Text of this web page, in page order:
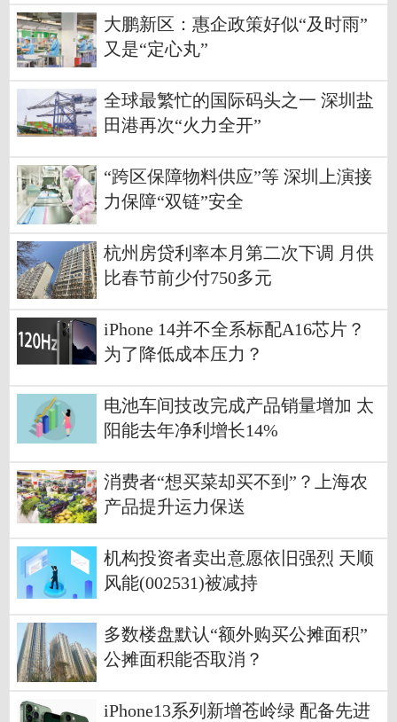
大鹏新区：惠企政策好似“及时雨”
又是“定心丸”
全球最繁忙的国际码头之一 深圳盐
田港再次“火力全开”
“跨区保障物料供应”等 深圳上演接
力保障“双链”安全
杭州房贷利率本月第二次下调 月供
比春节前少付750多元
iPhone 14并不全系标配A16芯片？
为了降低成本压力？
电池车间技改完成产品销量增加 太
阳能去年净利增长14%
消费者“想买菜却买不到”？上海农
产品提升运力保送
机构投资者卖出意愿依旧强烈 天顺
风能(002531)被减持
多数楼盘默认“额外购买公摊面积”
公摊面积能否取消？
iPhone13系列新增苍岭绿 配备先进